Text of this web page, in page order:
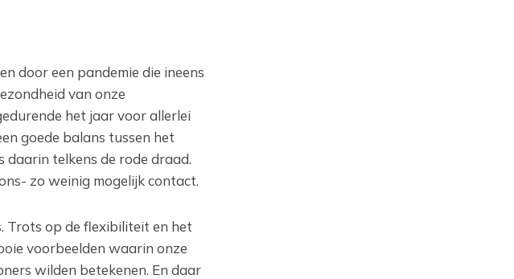
door een pandemie die ineens
van onze
het jaar voor allerlei
goede balans tussen het
daarin telkens de rode draad.
zo weinig mogelijk contact.
Trots op de flexibiliteit en het
voorbeelden waarin onze
wilden betekenen. En daar